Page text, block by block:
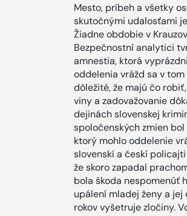
Mesto, príbeh a všetky
skutočnými udalosťami
Žiadne obdobie v
Bezpečnostní analytici
amnestia, ktorá
oddelenia vrážd sa v
dôležité, že majú čo
viny a zadovažovanie
dejinách slovenskej
spoločenských zmien
ktorý mohlo oddelenie
slovenskí a českí
že skoro zapadal
bola škoda nespomenúť
upálení mladej ženy a
rokov vyšetruje zločiny.